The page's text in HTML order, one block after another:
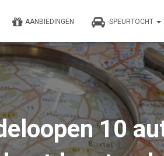
AANBIEDINGEN -SPEURTOCHT
10